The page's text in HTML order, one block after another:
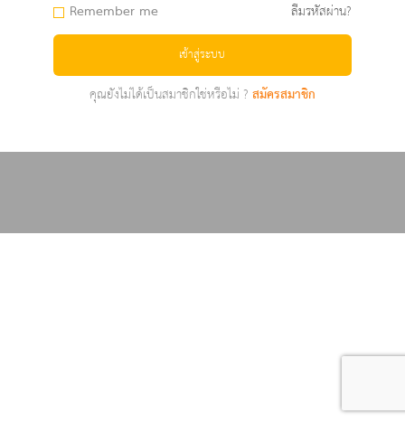
Remember me ลืมรหัสผ่าน?
เข้าสู่ระบบ
คุณยังไม่ได้เป็นสมาชิกใช่หรือไม่ ?สมัครสมาชิก